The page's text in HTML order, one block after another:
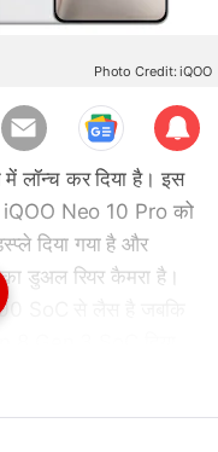
Photo Credit: iQOO
Sub
scri
be
लॉन्च कर दिया है। इस
iQOO Neo 10 Pro को
दिया गया है और
डुअल रियर कैमरा है।
SoC से लैस है जबकि